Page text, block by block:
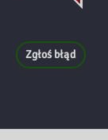
Zgłoś błąd